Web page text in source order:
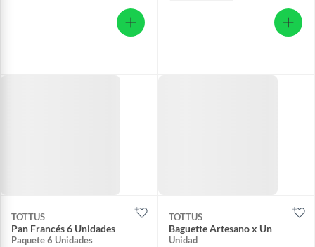
TOTTUS
Pan Francés 6 Unidades
Paquete 6 Unidades
TOTTUS
Baguette Artesano x Un
Unidad